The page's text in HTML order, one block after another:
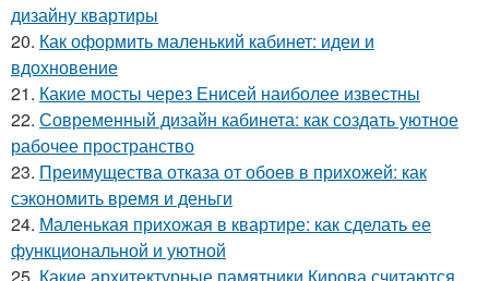
дизайну квартиры
20. Как оформить маленький кабинет: идеи и
вдохновение
21. Какие мосты через Енисей наиболее известны
22. Современный дизайн кабинета: как создать уютное
рабочее пространство
23. Преимущества отказа от обоев в прихожей: как
сэкономить время и деньги
24. Маленькая прихожая в квартире: как сделать ее
функциональной и уютной
25. Какие архитектурные памятники Кирова считаются